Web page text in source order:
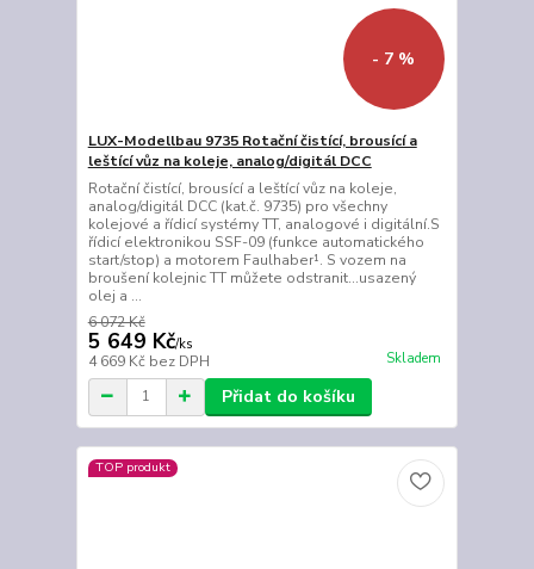
- 7 %
LUX-Modellbau 9735 Rotační čistící, brousící a
leštící vůz na koleje, analog/digitál DCC
Rotační čistící, brousící a leštící vůz na koleje,
analog/digitál DCC (kat.č. 9735) pro všechny
kolejové a řídicí systémy TT, analogové i digitální.S
řídicí elektronikou SSF-09 (funkce automatického
start/stop) a motorem Faulhaber¹. S vozem na
broušení kolejnic TT můžete odstranit...usazený
olej a ...
6 072 Kč
5 649 Kč/ks
4 669 Kč bez DPH Skladem
Přidat do košíku
TOP produkt